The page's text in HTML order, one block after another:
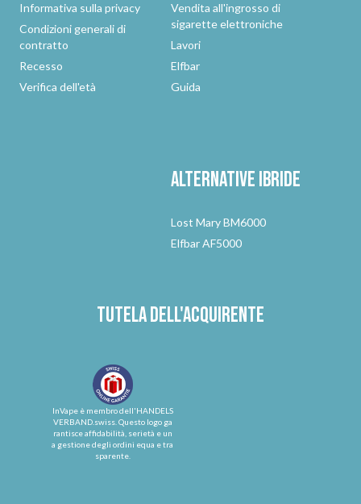
Informativa sulla privacy
Condizioni generali di
contratto
Recesso
Verifica dell'età
Vendita all'ingrosso di
sigarette elettroniche
Lavori
Elfbar
Guida
Alternativeibride
Lost Mary BM6000
Elfbar AF5000
Tutela dell'acquirente
InVape è membro dell'HANDELS
VERBAND.swiss. Questo logo ga
rantisce affidabilità, serietà e un
a gestione degli ordini equa e tra
sparente.